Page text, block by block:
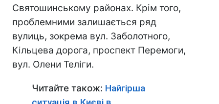
Святошинському районах. Крім того,
проблемними залишається ряд
вулиць, зокрема вул. Заболотного,
Кільцева дорога, проспект Перемоги,
вул. Олени Теліги.
Читайте також: Найгірша